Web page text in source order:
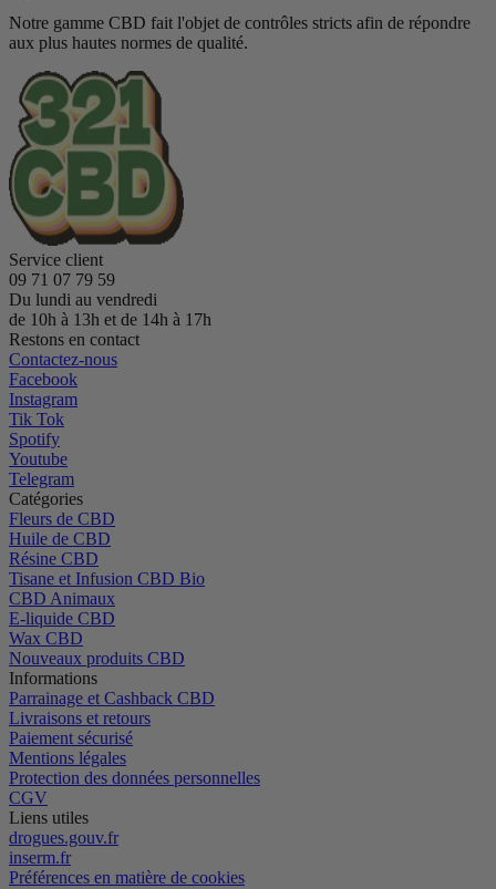
Notre gamme CBD fait l'objet de contrôles stricts afin de répondre
aux plus hautes normes de qualité.
Service client
09 71 07 79 59
Du lundi au vendredi
de 10h à 13h et de 14h à 17h
Restons en contact
Contactez-nous
Facebook
Instagram
Tik Tok
Spotify
Youtube
Telegram
Catégories
Fleurs de CBD
Huile de CBD
Résine CBD
Tisane et Infusion CBD Bio
CBD Animaux
E-liquide CBD
Wax CBD
Nouveaux produits CBD
Informations
Parrainage et Cashback CBD
Livraisons et retours
Paiement sécurisé
Mentions légales
Protection des données personnelles
CGV
Liens utiles
drogues.gouv.fr
inserm.fr
Préférences en matière de cookies